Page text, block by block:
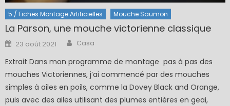
5 / Fiches Montage Artificielles Mouche Saumon
La Parson, une mouche victorienne classique
Posted
on
23 août 2021 Author
Casa
Extrait Dans mon programme de montage pas à pas des
mouches Victoriennes, j’ai commencé par des mouches
simples à ailes en poils, comme la Dovey Black and Orange,
puis avec des ailes utilisant des plumes entières en geai,